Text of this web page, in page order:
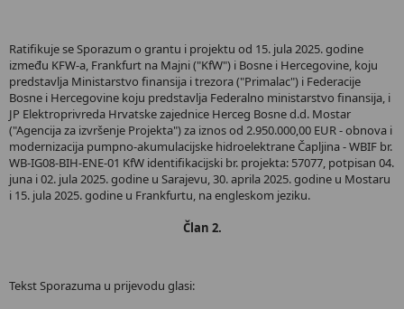
Ratifikuje se Sporazum o grantu i projektu od 15. jula 2025. godine
između KFW-a, Frankfurt na Majni ("KfW") i Bosne i Hercegovine, koju
predstavlja Ministarstvo finansija i trezora ("Primalac") i Federacije
Bosne i Hercegovine koju predstavlja Federalno ministarstvo finansija, i
JP Elektroprivreda Hrvatske zajednice Herceg Bosne d.d. Mostar
("Agencija za izvršenje Projekta") za iznos od 2.950.000,00 EUR - obnova i
modernizacija pumpno-akumulacijske hidroelektrane Čapljina - WBIF br.
WB-IG08-BIH-ENE-01 KfW identifikacijski br. projekta: 57077, potpisan 04.
juna i 02. jula 2025. godine u Sarajevu, 30. aprila 2025. godine u Mostaru
i 15. jula 2025. godine u Frankfurtu, na engleskom jeziku.
Član 2.
Tekst Sporazuma u prijevodu glasi: